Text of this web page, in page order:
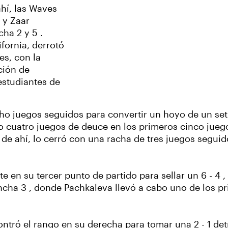
las Waves
Zaar
2 y 5 .
derrotó
con la
de
de
juegos seguidos para convertir un hoyo de un
juegos de deuce en los primeros cinco
ahí, lo cerró con una racha de tres juegos
en su tercer punto de partido para sellar un 6 - 4
3 , donde Pachkaleva llevó a cabo uno de los
el rango en su derecha para tomar una 2 - 1